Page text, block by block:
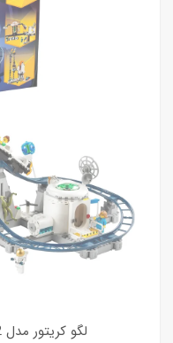
لگو کریتور مدل 31142 ترن هوایی فضایی